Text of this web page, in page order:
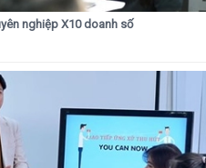
nghiệp X10 doanh số